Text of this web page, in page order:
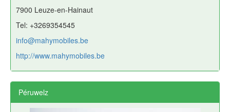
7900 Leuze-en-Hainaut
Tel: +3269354545
info@mahymobiles.be
http://www.mahymobiles.be
Péruwelz